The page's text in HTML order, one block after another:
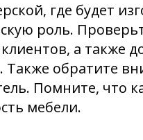
где будет
роль.
а также
Также обратите
Помните, что
мебели.